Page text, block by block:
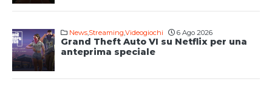
News,Streaming,Videogiochi 6 Ago 2026
Grand Theft Auto VI su Netflix per una
anteprima speciale